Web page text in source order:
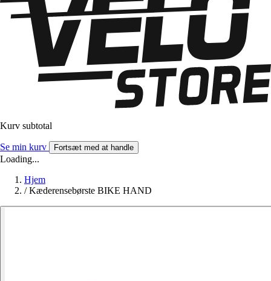
Kurv subtotal
Se min kurv Fortsæt med at handle
Loading...
Hjem
/ Kæderensebørste BIKE HAND